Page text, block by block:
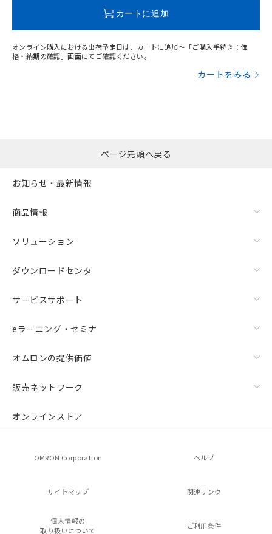
カートに追加
オンライン購入における出荷予定日は、カートに追加～「ご購入手続き：価
格・納期の確認」画面にてご確認ください。
カートをみる
ページ先頭へ戻る
お知らせ・最新情報
商品情報
ソリューション
ダウンロードセンタ
サービスサポート
eラーニング・セミナ
オムロンの提供価値
販売ネットワーク
オンラインストア
OMRON Corporation ヘルプ
サイトマップ 関連リンク
個人情報の
取り扱いについて
ご利用条件